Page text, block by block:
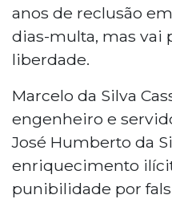
anos de reclusão
dias-multa, mas vai
liberdade.
Marcelo da Silva
engenheiro e
José Humberto da
enriquecimento
punibilidade por